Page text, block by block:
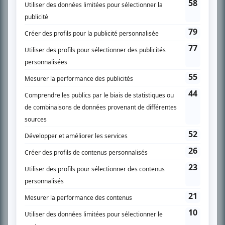
SUR LE RÉSEAU BIZZ MÉDIA
PLAN DU SITE
Accueil
Liste des oeuvres
Recherche avancée
À propos
Nous contacter
Termes et conditions
Politique de confidentialité
Gestion du consentement